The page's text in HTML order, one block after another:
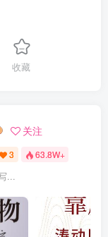
收藏
关注
3 63.8W+
...